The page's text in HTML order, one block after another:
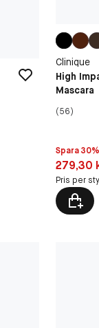
Clinique
High
Mascara
(56)
Spara
Pris:
279,30
Pris per